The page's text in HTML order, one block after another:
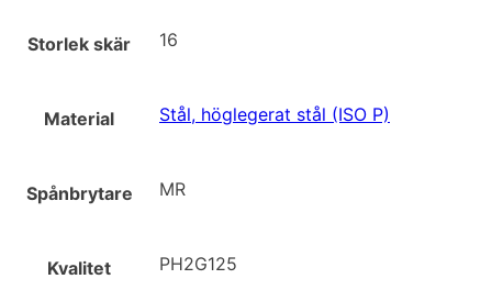
Storlek skär 16
Material Stål, höglegerat stål (ISO P)
Spånbrytare MR
Kvalitet PH2G125